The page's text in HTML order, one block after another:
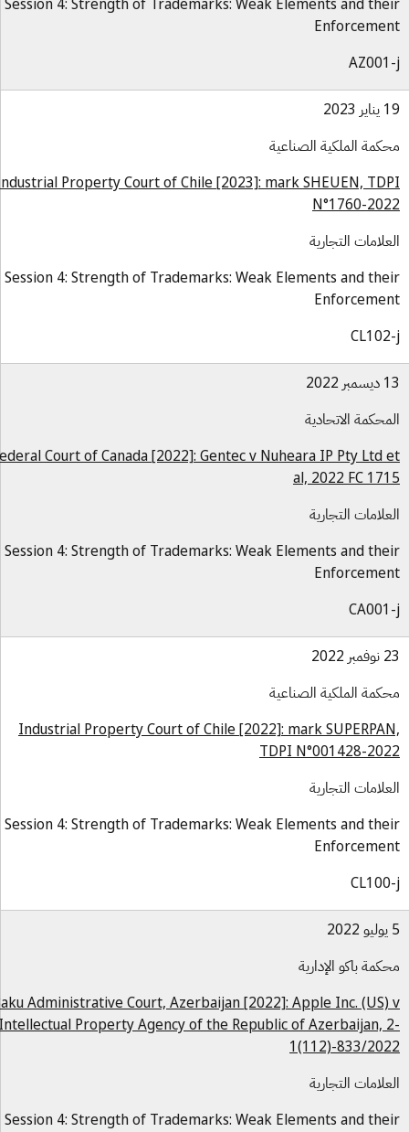
الملكية الصناعية
Industrial Property Court of Chile [2023]: mark SHEUEN,
N°1760-
التجارية
Session 4: Strength of Trademarks: Weak Elements and
الاتحادية
Federal Court of Canada [2022]: Gentec v Nuheara IP Pty Ltd
al, 2022 FC
التجارية
Session 4: Strength of Trademarks: Weak Elements and
الملكية الصناعية
Industrial Property Court of Chile [2022]: mark
TDPI N°001428-
التجارية
Session 4: Strength of Trademarks: Weak Elements and
باكو الإدارية
Baku Administrative Court, Azerbaijan [2022]: Apple Inc.
Intellectual Property Agency of the Republic of Azerbaijan,
1(112)-833/
التجارية
Session 4: Strength of Trademarks: Weak Elements and